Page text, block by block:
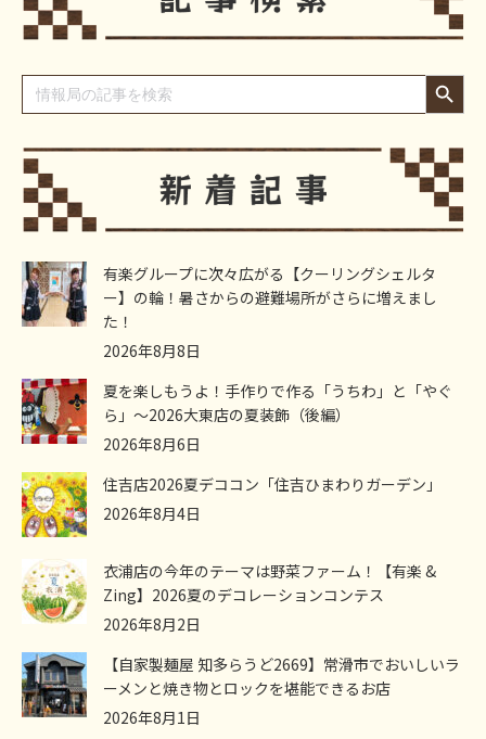
Search
for:
Search Button
有楽グループに次々広がる【クーリングシェルタ
ー】の輪！暑さからの避難場所がさらに増えまし
た！
2026年8月8日
夏を楽しもうよ！手作りで作る「うちわ」と「やぐ
ら」～2026大東店の夏装飾（後編）
2026年8月6日
住吉店2026夏デココン「住吉ひまわりガーデン」
2026年8月4日
衣浦店の今年のテーマは野菜ファーム！【有楽 &
Zing】2026夏のデコレーションコンテス
2026年8月2日
【自家製麺屋 知多らうど2669】常滑市でおいしいラ
ーメンと焼き物とロックを堪能できるお店
2026年8月1日